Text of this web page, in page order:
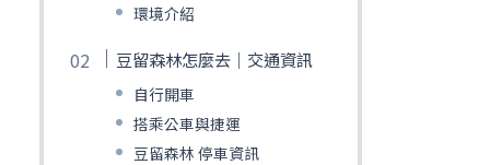
環境介紹
豆留森林怎麼去｜交通資訊
自行開車
搭乘公車與捷運
豆留森林 停車資訊